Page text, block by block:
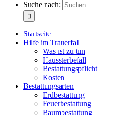
Suche nach:
Startseite
Hilfe im Trauerfall
Was ist zu tun
Haussterbefall
Bestattungspflicht
Kosten
Bestattungsarten
Erdbestattung
Feuerbestattung
Baumbestattung